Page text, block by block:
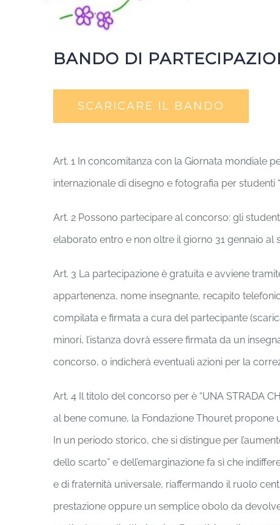
BANDO DI
SCARICARE IL BANDO
Art. 1 In concomitanza con la Giornata mondiale
internazionale di disegno e fotografia per studenti
Art. 2 Possono partecipare al concorso: gli
elaborato entro e non oltre il giorno 31 gennaio
Art. 3 La partecipazione è gratuita e avviene
appartenenza, nome insegnante, recapito
compilata e firmata a cura del partecipante
minori, l’istanza dovrà essere firmata da un
concorso, o indicherà eventuali azioni per la
Art. 4 Il titolo del concorso per è “UNA STRADA
al bene comune, la Fondazione Thouret
In un periodo storico, che si distingue per
dello scarto” e dell’emarginazione fa sì che
e di fraternità universale, riaffermando il ruolo
prestazione oppure un semplice obolo da